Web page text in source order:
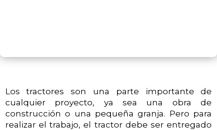
Los tractores son una parte importante de
cualquier proyecto, ya sea una obra de
construcción o una pequeña granja. Pero para
realizar el trabajo, el tractor debe ser entregado